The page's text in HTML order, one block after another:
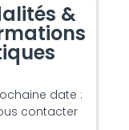
&
date :
contacter